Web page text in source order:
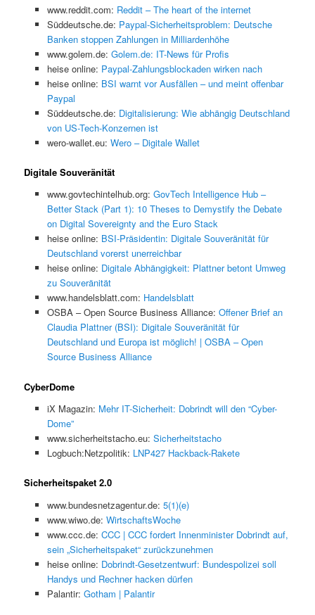
www.reddit.com: Reddit – The heart of the internet
Süddeutsche.de: Paypal-Sicherheitsproblem: Deutsche
Banken stoppen Zahlungen in Milliardenhöhe
www.golem.de: Golem.de: IT-News für Profis
heise online: Paypal-Zahlungsblockaden wirken nach
heise online: BSI warnt vor Ausfällen – und meint offenbar
Paypal
Süddeutsche.de: Digitalisierung: Wie abhängig Deutschland
von US-Tech-Konzernen ist
wero-wallet.eu: Wero – Digitale Wallet
Digitale Souveränität
www.govtechintelhub.org: GovTech Intelligence Hub –
Better Stack (Part 1): 10 Theses to Demystify the Debate
on Digital Sovereignty and the Euro Stack
heise online: BSI-Präsidentin: Digitale Souveränität für
Deutschland vorerst unerreichbar
heise online: Digitale Abhängigkeit: Plattner betont Umweg
zu Souveränität
www.handelsblatt.com: Handelsblatt
OSBA – Open Source Business Alliance: Offener Brief an
Claudia Plattner (BSI): Digitale Souveränität für
Deutschland und Europa ist möglich! | OSBA – Open
Source Business Alliance
CyberDome
iX Magazin: Mehr IT-Sicherheit: Dobrindt will den “Cyber-
Dome”
www.sicherheitstacho.eu: Sicherheitstacho
Logbuch:Netzpolitik: LNP427 Hackback-Rakete
Sicherheitspaket 2.0
www.bundesnetzagentur.de: 5(1)(e)
www.wiwo.de: WirtschaftsWoche
www.ccc.de: CCC | CCC fordert Innenminister Dobrindt auf,
sein „Sicherheitspaket“ zurückzunehmen
heise online: Dobrindt-Gesetzentwurf: Bundespolizei soll
Handys und Rechner hacken dürfen
Palantir: Gotham | Palantir